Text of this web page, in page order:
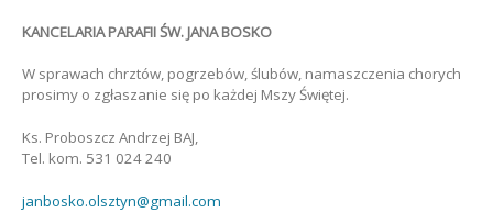
KANCELARIA PARAFII ŚW. JANA BOSKO
W sprawach chrztów, pogrzebów, ślubów, namaszczenia chorych
prosimy o zgłaszanie się po każdej Mszy Świętej.
Ks. Proboszcz Andrzej BAJ,
Tel. kom. 531 024 240
janbosko.olsztyn@gmail.com